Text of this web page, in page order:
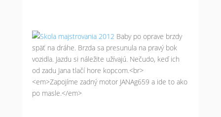
Baby po oprave brzdy
späť na dráhe. Brzda sa presunula na pravý bok
vozidla. Jazdu si náležite užívajú. Nečudo, keď ich
od zadu Jana tlačí hore kopcom.<br>
<em>Zapojíme zadný motor JANAg659 a ide to ako
po masle.</em>